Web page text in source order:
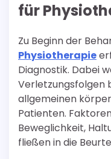
für
Zu Beginn der
Physiotherapie
Diagnostik. Dabei
Verletzungsfolgen
allgemeinen
Patienten.
Beweglichkeit,
fließen in die